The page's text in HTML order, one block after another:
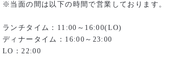
※当面の間は以下の時間で営業しております。
ランチタイム：11:00～16:00(LO)
ディナータイム：16:00～23:00
LO：22:00